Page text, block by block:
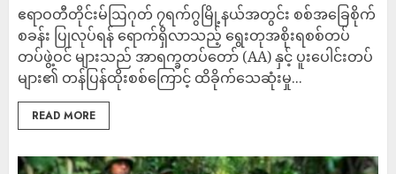
‎ဧရာဝတီတိုင်းမ်‎ဩဂုတ် ၇ရက်‎‎ဂွမြို့နယ်အတွင်း စစ်အခြေစိုက်
စခန်း ပြုလုပ်ရန် ရောက်ရှိလာသည့် ရွေးတုအစိုးရစစ်တပ်
တပ်ဖွဲ့ဝင် များသည် အာရက္ခတပ်တော် (AA) နှင့် ပူးပေါင်းတပ်
များ၏ တန်ပြန်ထိုးစစ်ကြောင့် ထိခိုက်သေဆုံးမှု...
READ MORE